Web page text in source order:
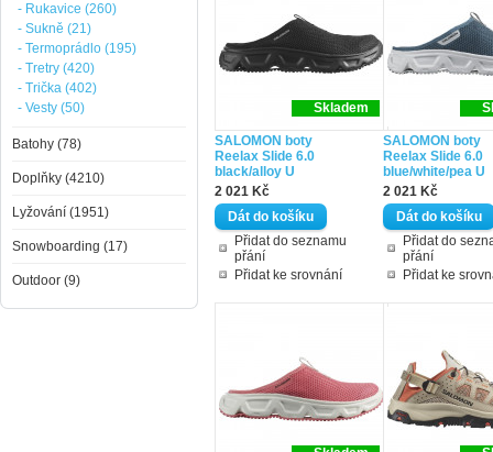
Skladem
SALOMON boty
Reelax Slide 6.0
black/alloy U
2 021 Kč
Přidat do seznamu
přání
Přidat ke srovnání
SALOMON boty
Reelax Slide 6.0
blue/white/pea U
2 021 Kč
Přidat do
přání
Přidat ke
- Rukavice (260)
- Sukně (21)
- Termoprádlo (195)
- Tretry (420)
- Trička (402)
- Vesty (50)
Batohy (78)
Doplňky (4210)
Lyžování (1951)
Snowboarding (17)
Outdoor (9)